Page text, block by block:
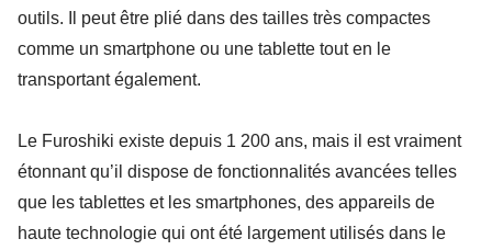
outils. Il peut être plié dans des tailles très compactes
comme un smartphone ou une tablette tout en le
transportant également.
Le Furoshiki existe depuis 1 200 ans, mais il est vraiment
étonnant qu’il dispose de fonctionnalités avancées telles
que les tablettes et les smartphones, des appareils de
haute technologie qui ont été largement utilisés dans le